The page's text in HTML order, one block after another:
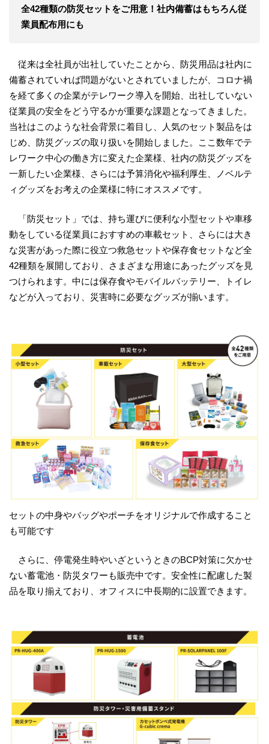
全42種類の防災セットをご用意！社内備蓄はもちろん従
業員配布用にも
従来は全社員が出社していたことから、防災用品は社内に
備蓄されていれば問題がないとされていましたが、コロナ禍
を経て多くの企業がテレワーク導入を開始、出社していない
従業員の安全をどう守るかが重要な課題となってきました。
当社はこのような社会背景に着目し、人気のセット製品をは
じめ、防災グッズの取り扱いを開始しました。ここ数年でテ
レワーク中心の働き方に変えた企業様、社内の防災グッズを
一新したい企業様、さらには予算消化や福利厚生、ノベルテ
ィグッズをお考えの企業様に特にオススメです。
「防災セット」では、持ち運びに便利な小型セットや車移
動をしている従業員におすすめの車載セット、さらには大き
な災害があった際に役立つ救急セットや保存食セットなど全
42種類を展開しており、さまざまな用途にあったグッズを見
つけられます。中には保存食やモバイルバッテリー、トイレ
などが入っており、災害時に必要なグッズが揃います。
セットの中身やバッグやポーチをオリジナルで作成すること
も可能です
さらに、停電発生時やいざというときのBCP対策に欠かせ
ない蓄電池・防災タワーも販売中です。安全性に配慮した製
品を取り揃えており、オフィスに中長期的に設置できます。